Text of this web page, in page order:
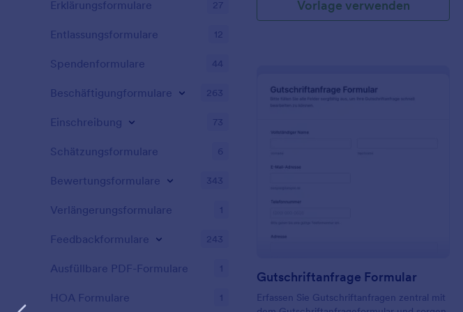
mit Jotform.Vorlage verwenden
Gutschriftanfrage Formular
Erfassen Sie Gutschriftanfragen zentral mit
Erklärungsformulare 27
Entlassungsformulare 12
Spendenformulare 44
Beschäftigungformulare 263
Einschreibung 73
Schätzungsformulare 6
Bewertungsformulare 343
Verlängerungsformulare 1
Feedbackformulare 243
Ausfüllbare PDF-Formulare 1
HOA Formulare 1